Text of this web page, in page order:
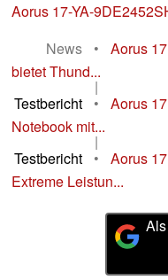
Aorus 17-YA-
News
•
Aorus
bietet Thund...
|
Testbericht
•
Aorus
Notebook mit...
|
Testbericht
•
Aorus
Extreme Leistun...